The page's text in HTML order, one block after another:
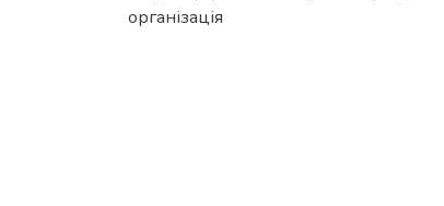
організація